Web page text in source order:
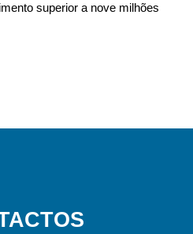
superior a nove milhões